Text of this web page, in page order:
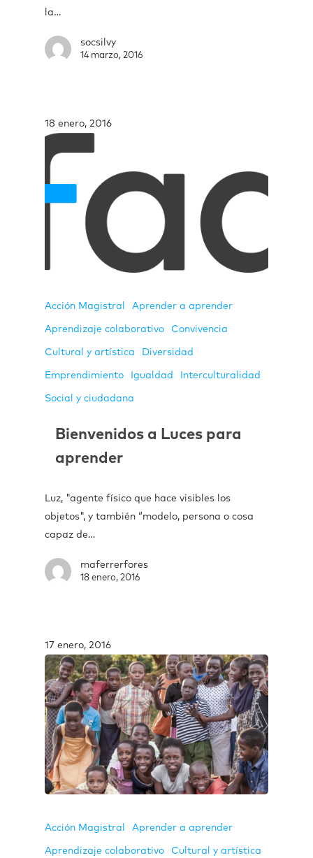
la…
socsilvy
14 marzo, 2016
18 enero, 2016
Acción Magistral Aprender a aprender
Aprendizaje colaborativo Convivencia
Cultural y artística Diversidad
Emprendimiento Igualdad Interculturalidad
Social y ciudadana
Bienvenidos a Luces para
aprender
Luz, "agente físico que hace visibles los
objetos", y también “modelo, persona o cosa
capaz de…
maferrerfores
18 enero, 2016
17 enero, 2016
Acción Magistral Aprender a aprender
Aprendizaje colaborativo Cultural y artística